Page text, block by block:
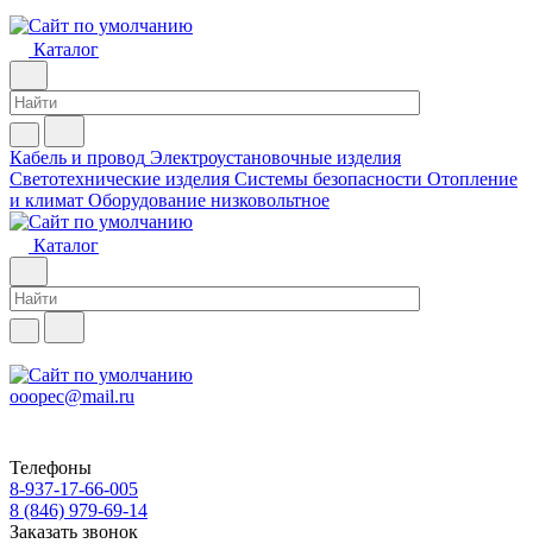
Каталог
Кабель и провод Электроустановочные изделия
Светотехнические изделия Системы безопасности Отопление
и климат Оборудование низковольтное
Каталог
ooopec@mail.ru
Телефоны
8-937-17-66-005
8 (846) 979-69-14
Заказать звонок